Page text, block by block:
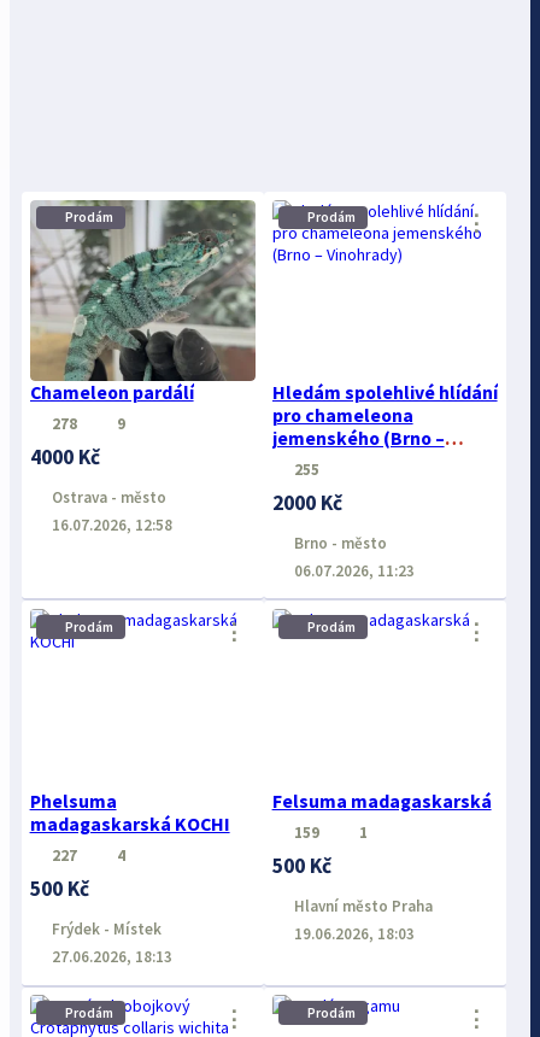
Prodám
Chameleon pardálí
⋮
278 9
4000 Kč
Ostrava - město
16.07.2026, 12:58
Prodám
Hledám spolehlivé hlídání
pro chameleona
jemenského (Brno –
Vinohrady)
⋮
255
2000 Kč
Brno - město
06.07.2026, 11:23
Prodám
Phelsuma
madagaskarská KOCHI
⋮
227 4
500 Kč
Frýdek - Místek
27.06.2026, 18:13
Prodám
Felsuma madagaskarská
⋮
159 1
500 Kč
Hlavní město Praha
19.06.2026, 18:03
Prodám ⋮ Prodám ⋮